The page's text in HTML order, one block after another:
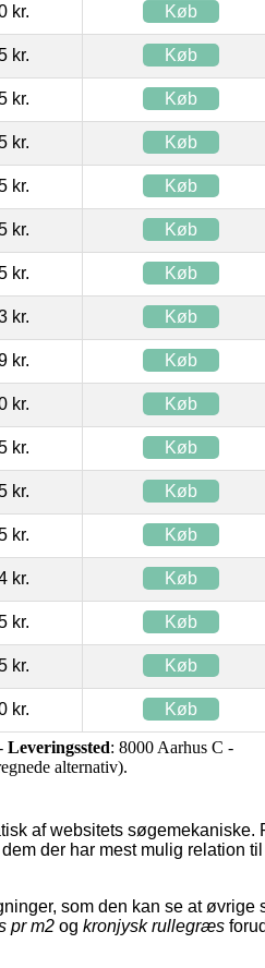
kr. Køb
kr. Køb
kr. Køb
kr. Køb
kr. Køb
kr. Køb
kr. Køb
kr. Køb
kr. Køb
kr. Køb
kr. Køb
kr. Køb
kr. Køb
kr. Køb
kr. Køb
kr. Køb
kr. Køb
Leveringssted: 8000 Aarhus C -
alternativ).
af websitets søgemekaniske.
der har mest mulig relation
som den kan se at øvrige
pr m2 og kronjysk rullegræs